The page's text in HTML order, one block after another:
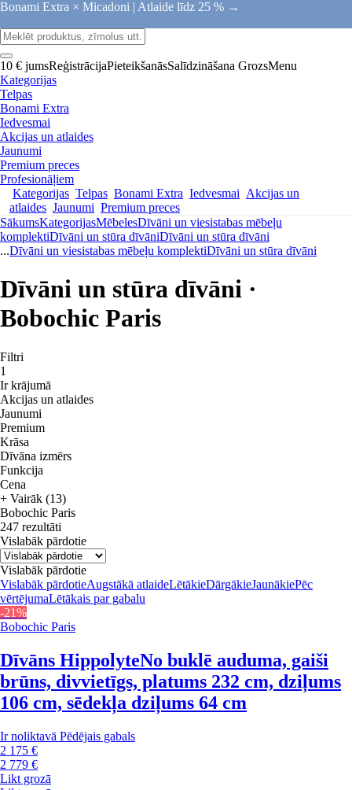
Bonami Extra × Micadoni | Atlaide līdz 25 % →
10 € jumsReģistrācijaPieteikšanāsSalīdzināšana GrozsMenu
Kategorijas
Telpas
Bonami Extra
Iedvesmai
Akcijas un atlaides
Jaunumi
Premium preces
Profesionāļiem
Kategorijas Telpas Bonami Extra Iedvesmai Akcijas un
atlaides Jaunumi Premium preces
SākumsKategorijasMēbelesDīvāni un viesistabas mēbeļu
komplektiDīvāni un stūra dīvāniDīvāni un stūra dīvāni
...Dīvāni un viesistabas mēbeļu komplektiDīvāni un stūra dīvāni
Dīvāni un stūra dīvāni ·
Bobochic Paris
Filtri
1
Ir krājumā
Akcijas un atlaides
Jaunumi
Premium
Krāsa
Dīvāna izmērs
Funkcija
Cena
+ Vairāk (13)
Bobochic Paris
247 rezultāti
Vislabāk pārdotie
Vislabāk pārdotie
Vislabāk pārdotieAugstākā atlaideLētākieDārgākieJaunākiePēc
vērtējumaLētākais par gabalu
-21%
Bobochic Paris
Dīvāns HippolyteNo buklē auduma, gaiši
brūns, divvietīgs, platums 232 cm, dziļums
106 cm, sēdekļa dziļums 64 cm
Ir noliktavā Pēdējais gabals
2 175 €
2 779 €
Likt grozā